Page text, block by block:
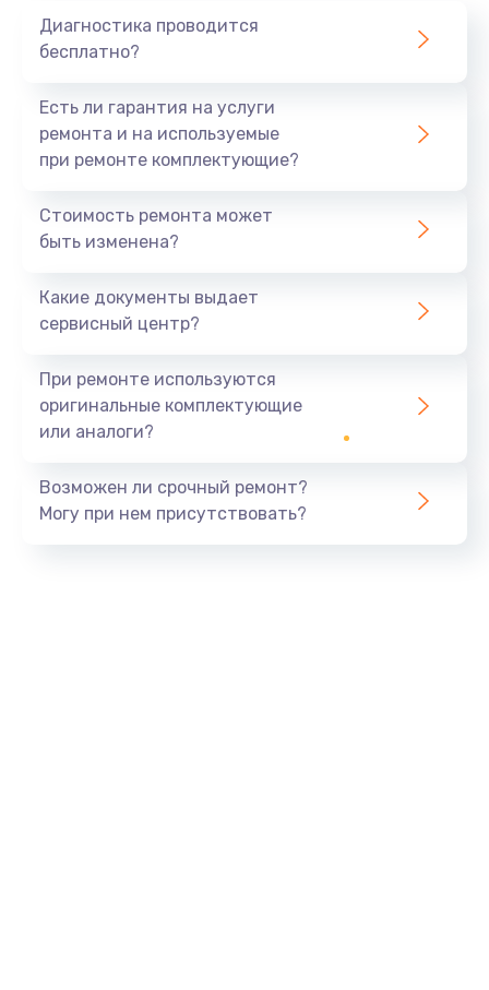
Диагностика проводится
бесплатно?
Есть ли гарантия на услуги
ремонта и на используемые
при ремонте комплектующие?
Стоимость ремонта может
быть изменена?
Какие документы выдает
сервисный центр?
При ремонте используются
оригинальные комплектующие
или аналоги?
Возможен ли срочный ремонт?
Могу при нем присутствовать?